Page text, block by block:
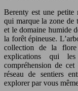
Berenty est une petite
qui marque la zone de
et le domaine humide
la forêt épineuse.
collection de la
explications qui
compréhension de
réseau de sentiers
explorer par vous